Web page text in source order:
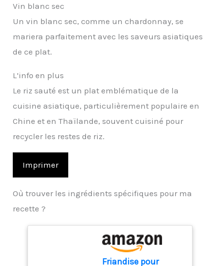
Vin blanc sec
Un vin blanc sec, comme un chardonnay, se
mariera parfaitement avec les saveurs asiatiques
de ce plat.
L’info en plus
Le riz sauté est un plat emblématique de la
cuisine asiatique, particulièrement populaire en
Chine et en Thaïlande, souvent cuisiné pour
recycler les restes de riz.
Imprimer
Où trouver les ingrédients spécifiques pour ma
recette ?
Friandise pour